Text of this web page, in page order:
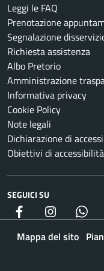
Leggi le FAQ
Prenotazione
Segnalazione
Richiesta assistenza
Albo Pretorio
Amministrazione
Informativa privacy
Cookie Policy
Note legali
Dichiarazione di
Obiettivi di accessibilità
SEGUICI SU
Facebook Instagram
Mappa del sito